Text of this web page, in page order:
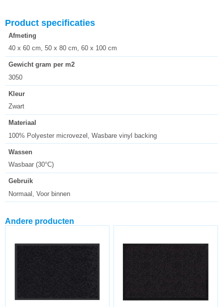
Product specificaties
Afmeting
40 x 60 cm, 50 x 80 cm, 60 x 100 cm
Gewicht gram per m2
3050
Kleur
Zwart
Materiaal
100% Polyester microvezel, Wasbare vinyl backing
Wassen
Wasbaar (30°C)
Gebruik
Normaal, Voor binnen
Andere producten